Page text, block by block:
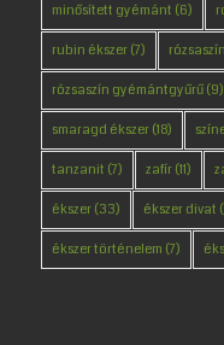
minősített gyémánt (6)
rubin ékszer(7)
rózsaszín gyémántgyűrű(9)
smaragd ékszer(18)
tanzanit (7) zafír(11)
ékszer(33) ékszer divat
ékszer történelem (7)